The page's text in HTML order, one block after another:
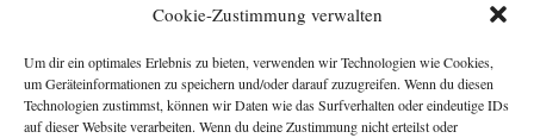
Cookie-Zustimmung verwalten
Um dir ein optimales Erlebnis zu bieten, verwenden wir Technologien wie Cookies,
um Geräteinformationen zu speichern und/oder darauf zuzugreifen. Wenn du diesen
Technologien zustimmst, können wir Daten wie das Surfverhalten oder eindeutige IDs
auf dieser Website verarbeiten. Wenn du deine Zustimmung nicht erteilst oderImpressum